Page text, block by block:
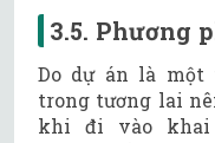
3.5. Phương
Do dự án là một
trong tương lai
khi đi vào khai